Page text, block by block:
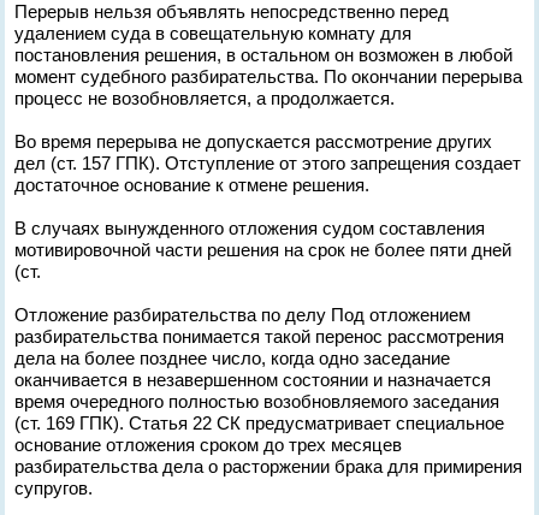
Перерыв нельзя объявлять непосредственно перед
удалением суда в совещательную комнату для
постановления решения, в остальном он возможен в любой
момент судебного разбирательства. По окончании перерыва
процесс не возобновляется, а продолжается.
Во время перерыва не допускается рассмотрение других
дел (ст. 157 ГПК). Отступление от этого запрещения создает
достаточное основание к отмене решения.
В случаях вынужденного отложения судом составления
мотивировочной части решения на срок не более пяти дней
(ст.
Отложение разбирательства по делу Под отложением
разбирательства понимается такой перенос рассмотрения
дела на более позднее число, когда одно заседание
оканчивается в незавершенном состоянии и назначается
время очередного полностью возобновляемого заседания
(ст. 169 ГПК). Статья 22 СК предусматривает специальное
основание отложения сроком до трех месяцев
разбирательства дела о расторжении брака для примирения
супругов.